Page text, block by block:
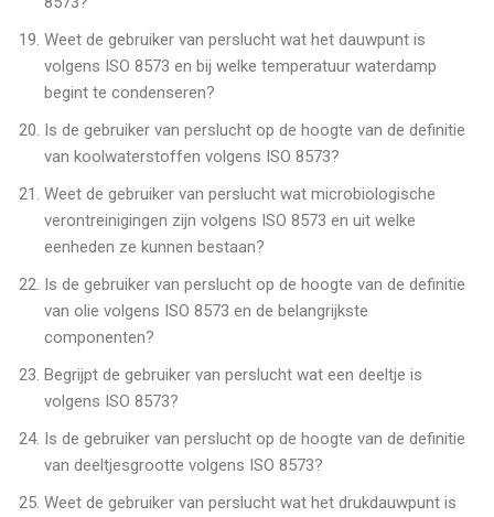
Weet de gebruiker van perslucht wat het dauwpunt is
volgens ISO 8573 en bij welke temperatuur waterdamp
begint te condenseren?
Is de gebruiker van perslucht op de hoogte van de definitie
van koolwaterstoffen volgens ISO 8573?
Weet de gebruiker van perslucht wat microbiologische
verontreinigingen zijn volgens ISO 8573 en uit welke
eenheden ze kunnen bestaan?
Is de gebruiker van perslucht op de hoogte van de definitie
van olie volgens ISO 8573 en de belangrijkste
componenten?
Begrijpt de gebruiker van perslucht wat een deeltje is
volgens ISO 8573?
Is de gebruiker van perslucht op de hoogte van de definitie
van deeltjesgrootte volgens ISO 8573?
Weet de gebruiker van perslucht wat het drukdauwpunt is